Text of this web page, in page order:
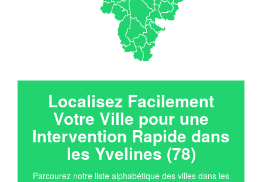
Localisez Facilement
Votre Ville pour une
Intervention Rapide dans
les Yvelines (78)
Parcourez notre liste alphabétique des villes dans les